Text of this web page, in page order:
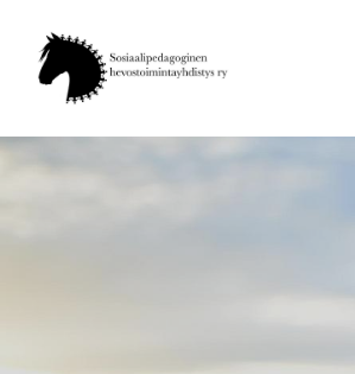
Siirry
sivun
sisältöön
SPHT ry